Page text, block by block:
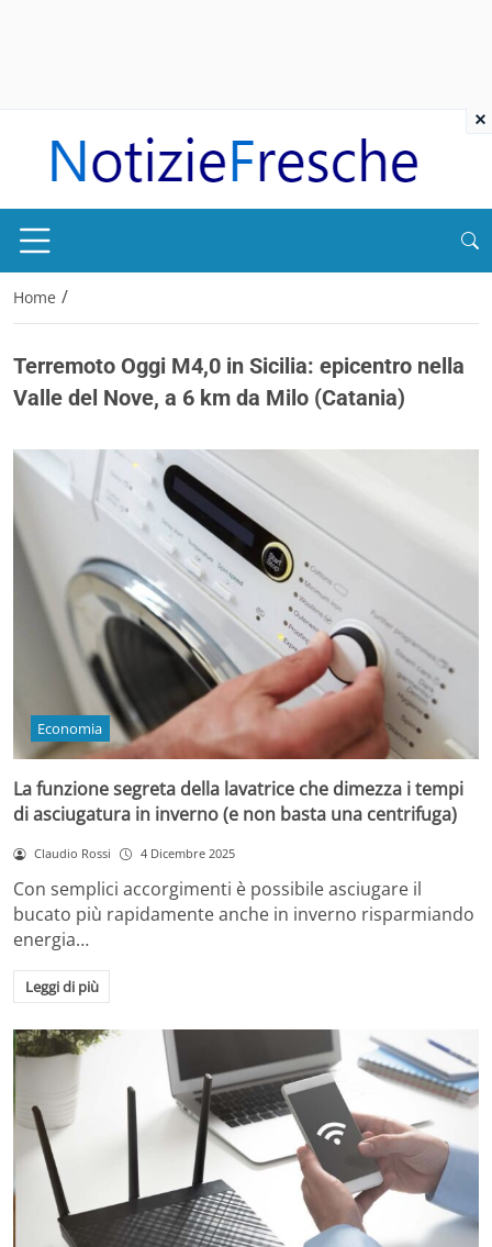
Home /
Terremoto Oggi M4,0 in Sicilia: epicentro nella
Valle del Nove, a 6 km da Milo (Catania)
Economia
La funzione segreta della lavatrice che dimezza i tempi
di asciugatura in inverno (e non basta una centrifuga)
Claudio Rossi 4 Dicembre 2025
Con semplici accorgimenti è possibile asciugare il
bucato più rapidamente anche in inverno risparmiando
energia…
Leggi di più
×